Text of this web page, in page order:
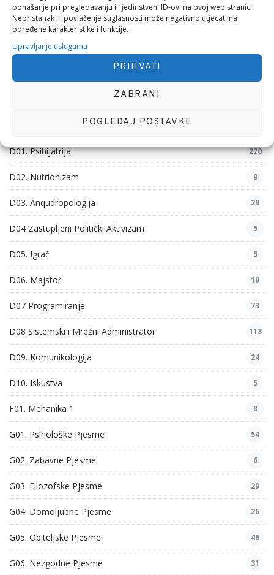
ponašanje pri pregledavanju ili jedinstveni ID-ovi na ovoj web stranici.
Nepristanak ili povlačenje suglasnosti može negativno utjecati na
određene karakteristike i funkcije.
Upravljanje uslugama
PRIHVATI
ZABRANI
POGLEDAJ POSTAVKE
SVJETSKI DAN
D01. Funkcionalnost
D01. Psihijatrija 270
D02. Nutrionizam 9
D03. Anqudropologija 29
D04 Zastupljeni Politički Aktivizam 5
D05. Igrač 5
D06. Majstor 19
D07 Programiranje 73
D08 Sistemski i Mrežni Administrator 113
D09. Komunikologija 24
D10. Iskustva 5
F01. Mehanika 1 8
G01. Psihološke Pjesme 54
G02. Zabavne Pjesme 6
G03. Filozofske Pjesme 29
G04. Domoljubne Pjesme 26
G05. Obiteljske Pjesme 46
G06. Nezgodne Pjesme 31